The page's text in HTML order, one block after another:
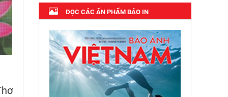
ĐỌC CÁC ẤN PHẨM BÁO IN